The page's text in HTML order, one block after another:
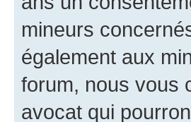
mineurs
également aux
forum, nous vous
avocat qui